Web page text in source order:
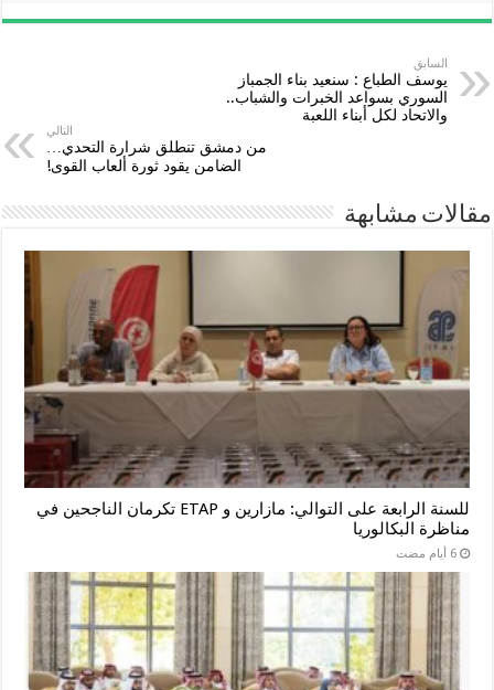
السابق
يوسف الطباع : سنعيد بناء الجمباز
السوري بسواعد الخبرات والشباب..
والاتحاد لكل أبناء اللعبة
التالي
من دمشق تنطلق شرارة التحدي…
الضامن يقود ثورة ألعاب القوى!
مقالات مشابهة
للسنة الرابعة على التوالي: مازارين و ETAP تكرمان الناجحين في
مناظرة البكالوريا
‏6 أيام مضت